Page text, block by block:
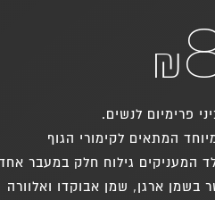
₪
פרימיום לנשים.
המתאים לקימורי הגוף
בשמן ארגן, שמן אבוקדו ואלוורה